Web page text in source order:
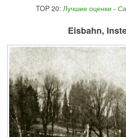
TOP 20: Лучшие оценки -
Eisbahn,